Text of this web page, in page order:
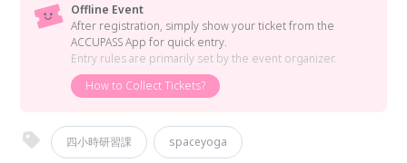
Offline Event
After registration, simply show your ticket from the
ACCUPASS App for quick entry.
Entry rules are primarily set by the event organizer.
How to Collect Tickets?
四小時研習課 spaceyoga